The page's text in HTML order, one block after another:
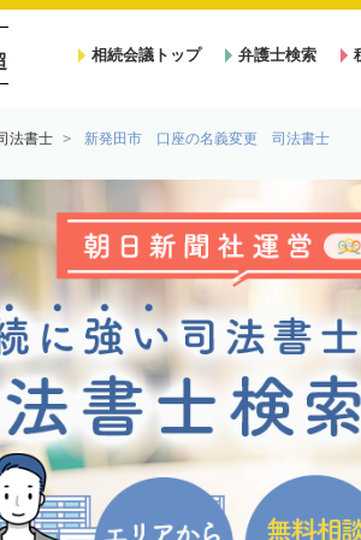
相続会議トップ 弁護士検索
法書士 新発田市 口座の名義変更 司法書士